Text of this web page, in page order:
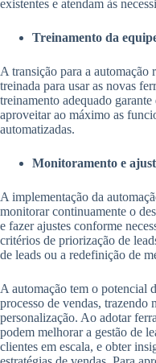
existentes e atendam às
Treinamento da
A transição para a automação
treinada para usar as novas
treinamento adequado
aproveitar ao máximo as
automatizadas.
Monitoramento e
A implementação da
monitorar continuamente o
e fazer ajustes conforme
critérios de priorização de
de leads ou a redefinição de
A automação tem o potencial
processo de vendas, trazendo
personalização. Ao adotar
podem melhorar a gestão de
clientes em escala, e obter